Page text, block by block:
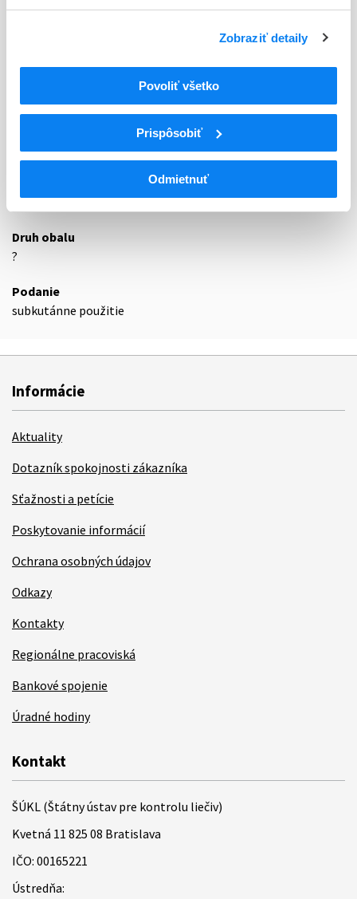
Zobraziť detaily
Povoliť všetko
Prispôsobiť
Odmietnuť
A10AD
pôsobiacimi
A10AD01
Ľudský inzulín
Podrobnosti o lieku
24
Druh obalu
?
Podanie
subkutánne použitie
Informácie
Aktuality
Dotazník spokojnosti zákazníka
Sťažnosti a petície
Poskytovanie informácií
Ochrana osobných údajov
Odkazy
Kontakty
Regionálne pracoviská
Bankové spojenie
Úradné hodiny
Kontakt
ŠÚKL (Štátny ústav pre kontrolu liečiv)
Kvetná 11 825 08 Bratislava
IČO: 00165221
Ústredňa: